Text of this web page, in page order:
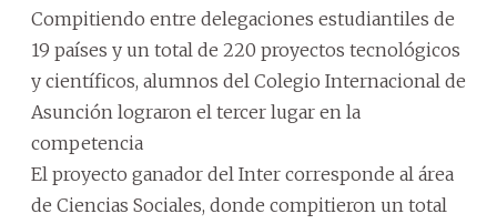
Compitiendo entre delegaciones estudiantiles de
19 países y un total de 220 proyectos tecnológicos
y científicos, alumnos del Colegio Internacional de
Asunción lograron el tercer lugar en la
competencia
El proyecto ganador del Inter corresponde al área
de Ciencias Sociales, donde compitieron un total